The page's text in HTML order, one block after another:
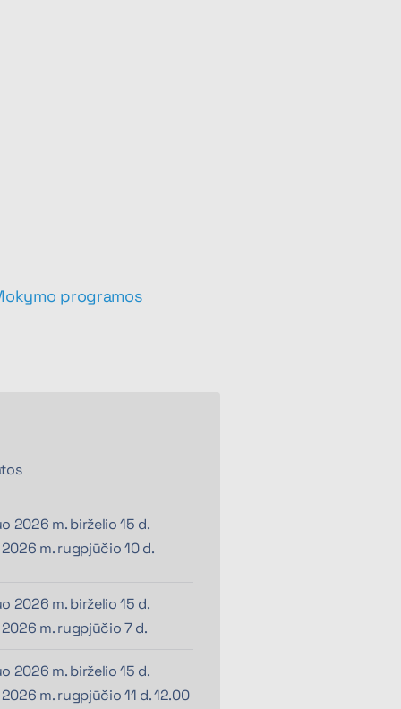
programos
2026 m. birželio 15 d.
m. rugpjūčio 10 d.
2026 m. birželio 15 d.
m. rugpjūčio 7 d.
2026 m. birželio 15 d.
m. rugpjūčio 11 d. 12.00